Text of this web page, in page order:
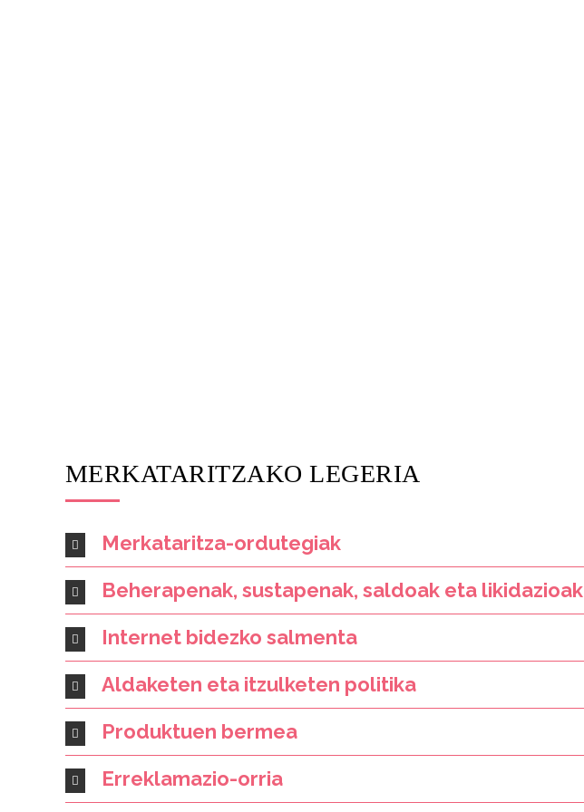
MERKATARITZAKO LEGERIA
Merkataritza-ordutegiak
Beherapenak, sustapenak, saldoak eta likidazioak
Internet bidezko salmenta
Aldaketen eta itzulketen politika
Produktuen bermea
Erreklamazio-orria